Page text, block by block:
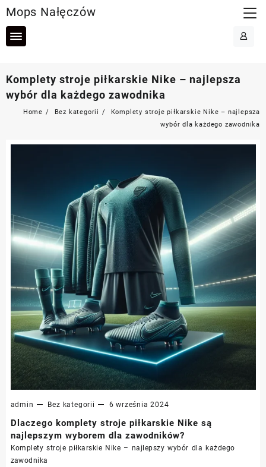
to
content
Mops Nałęczów
Komplety stroje piłkarskie Nike – najlepsza
wybór dla każdego zawodnika
Home Bez kategorii
Komplety stroje piłkarskie Nike – najlepsza
wybór dla każdego zawodnika
admin Bez kategorii 6 września 2024
Dlaczego komplety stroje piłkarskie Nike są
najlepszym wyborem dla zawodników?
Komplety stroje piłkarskie Nike – najlepszy wybór dla każdego
zawodnika